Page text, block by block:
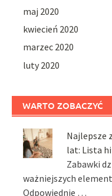
maj 2020
kwiecień 2020
marzec 2020
luty 2020
WARTO ZOBACZYĆ
Najlepsze
lat: Lista
Zabawki
ważniejszych
Odpowiednie …